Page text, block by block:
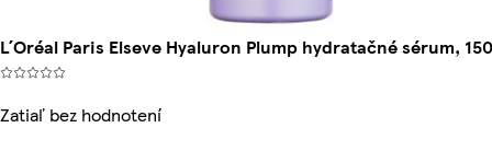
L´Oréal Paris Elseve Hyaluron Plump hydratačné sérum,
Zatiaľ bez hodnotení